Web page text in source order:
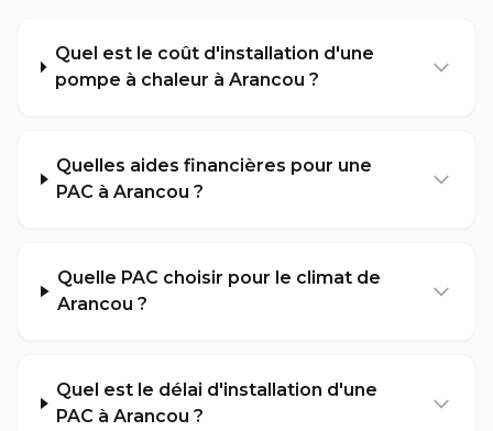
Quel est le coût d'installation d'une
pompe à chaleur à Arancou ?
Quelles aides financières pour une
PAC à Arancou ?
Quelle PAC choisir pour le climat de
Arancou ?
Quel est le délai d'installation d'une
PAC à Arancou ?